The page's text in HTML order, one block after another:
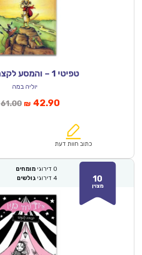
טפיטי 1 – והמסע לקצה העולם
יוליה במה
61.00המחיר
₪61.00.
₪ 42.90המחיר
הוא:
כתוב חוות דעת
10
מצוין
0 דירוגי מומחים
4 דירוגי גולשים